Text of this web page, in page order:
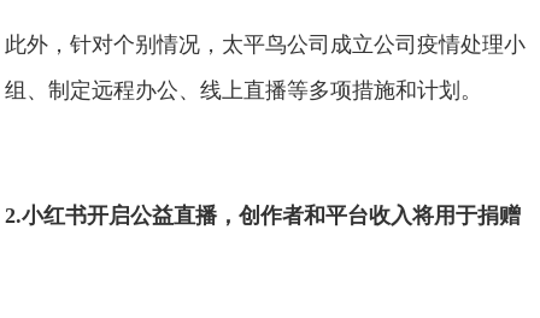
此外，针对个别情况，太平鸟公司成立公司疫情处理小
组、制定远程办公、线上直播等多项措施和计划。
2.小红书开启公益直播，创作者和平台收入将用于捐赠